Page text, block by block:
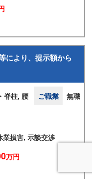
により、提示額から
脊柱, 腰 ご職業
無職
業損害, 示談交渉
万円